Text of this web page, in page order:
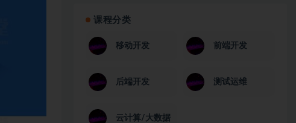
课程分类
移动开发 前端开发
后端开发 测试运维
云计算/大数据